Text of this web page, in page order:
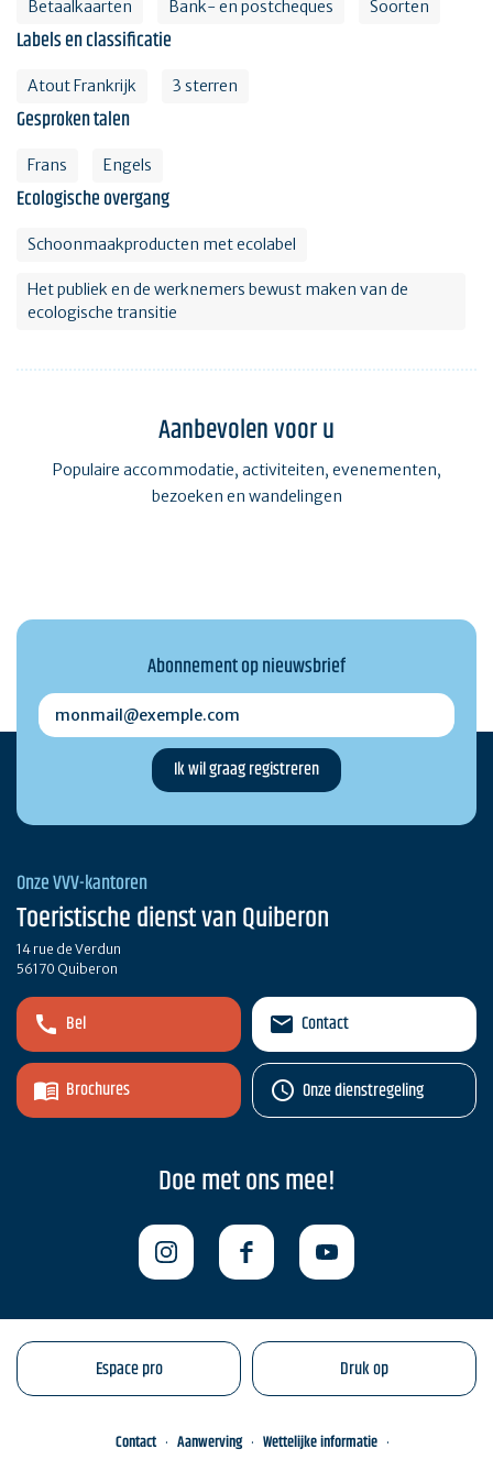
Betaalkaarten Bank- en postcheques Soorten
Labels en classificatie
Atout Frankrijk 3 sterren
Gesproken talen
Frans Engels
Ecologische overgang
Schoonmaakproducten met ecolabel
Het publiek en de werknemers bewust maken van de
ecologische transitie
Aanbevolen voor u
Populaire accommodatie, activiteiten, evenementen,
bezoeken en wandelingen
Abonnement op nieuwsbrief
monmail@exemple.com
Onze VVV-kantoren
Toeristische dienst van Quiberon
14 rue de Verdun
56170 Quiberon
Bel
Brochures
Contact
Onze dienstregeling
Doe met ons mee!
Espace pro Druk op
Contact Aanwerving Wettelijke informatie